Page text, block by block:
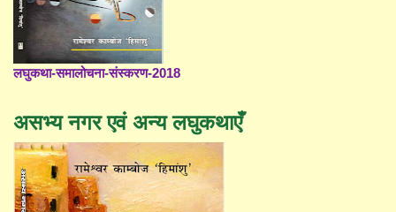
लघुकथा-समालोचना-संस्करण-2018
असभ्य नगर एवं अन्य लघुकथाएँ